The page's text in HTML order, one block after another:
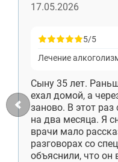
17.05.2026
5/5
Лечение
Сыну 35 лет.
ехал домой, а
заново. В этот раз
на два месяца. Я
врачи мало
разговорах со
объяснили, что он